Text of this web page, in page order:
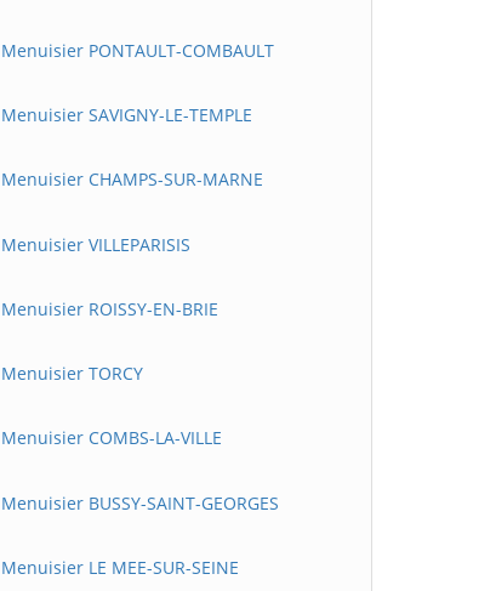
Menuisier PONTAULT-COMBAULT
Menuisier SAVIGNY-LE-TEMPLE
Menuisier CHAMPS-SUR-MARNE
Menuisier VILLEPARISIS
Menuisier ROISSY-EN-BRIE
Menuisier TORCY
Menuisier COMBS-LA-VILLE
Menuisier BUSSY-SAINT-GEORGES
Menuisier LE MEE-SUR-SEINE